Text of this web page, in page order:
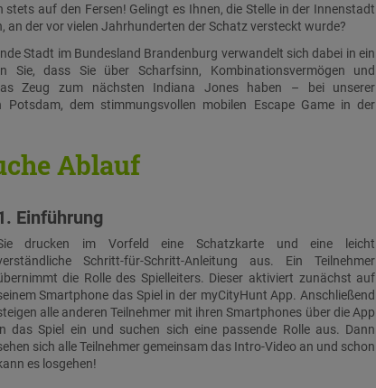
auf den Fersen! Gelingt es Ihnen, die Stelle in der Innenstadt
an der vor vielen Jahrhunderten der Schatz versteckt wurde?
Stadt im Bundesland Brandenburg verwandelt sich dabei in ein
Sie, dass Sie über Scharfsinn, Kombinationsvermögen und
Zeug zum nächsten Indiana Jones haben – bei unserer
Potsdam, dem stimmungsvollen mobilen Escape Game in der
Ablauf
Einführung
drucken im Vorfeld eine Schatzkarte und eine leicht
Schritt-für-Schritt-Anleitung aus. Ein Teilnehmer
die Rolle des Spielleiters. Dieser aktiviert zunächst auf
Smartphone das Spiel in der myCityHunt App. Anschließend
alle anderen Teilnehmer mit ihren Smartphones über die App
das Spiel ein und suchen sich eine passende Rolle aus. Dann
sich alle Teilnehmer gemeinsam das Intro-Video an und schon
es losgehen!